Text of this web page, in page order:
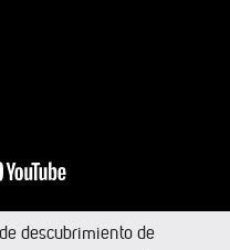
descubrimiento de